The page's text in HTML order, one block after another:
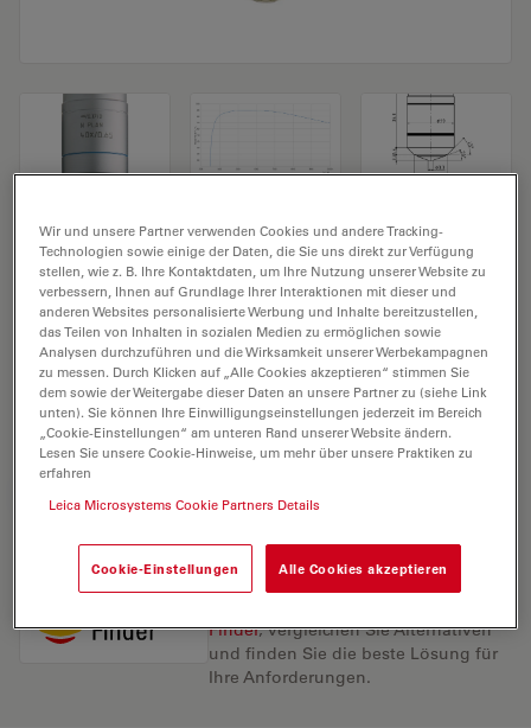
Mikroskopobjektiv N PLAN 40x/0,65
Produkt Nr. 11506097
Das Objektiv N PLAN 40x/0,65 hat eine Vergrößerung
von 40X und eine numerische Apertur von 0,65. Für
Trockenimmersion, mit einem M25 Objektivgewinde
mit 0,36 mm freiem Arbeitsabstand und Sehfeld FN 22.
ANGEBOT ANFORDERN
Entdecken Sie die perfekte Lösung.
Finder, vergleichen Sie Alternativen
und finden Sie die beste Lösung für
Ihre Anforderungen.
Wir und unsere Partner verwenden Cookies und andere Tracking-
Technologien sowie einige der Daten, die Sie uns direkt zur Verfügung
stellen, wie z. B. Ihre Kontaktdaten, um Ihre Nutzung unserer Website zu
verbessern, Ihnen auf Grundlage Ihrer Interaktionen mit dieser und
anderen Websites personalisierte Werbung und Inhalte bereitzustellen,
das Teilen von Inhalten in sozialen Medien zu ermöglichen sowie
Analysen durchzuführen und die Wirksamkeit unserer Werbekampagnen
zu messen. Durch Klicken auf „Alle Cookies akzeptieren“ stimmen Sie
dem sowie der Weitergabe dieser Daten an unsere Partner zu (siehe Link
unten). Sie können Ihre Einwilligungseinstellungen jederzeit im Bereich
„Cookie-Einstellungen“ am unteren Rand unserer Website ändern.
Lesen Sie unsere Cookie-Hinweise, um mehr über unsere Praktiken zu
erfahren
Leica Microsystems Cookie Partners Details
Cookie-Einstellungen Alle Cookies akzeptieren